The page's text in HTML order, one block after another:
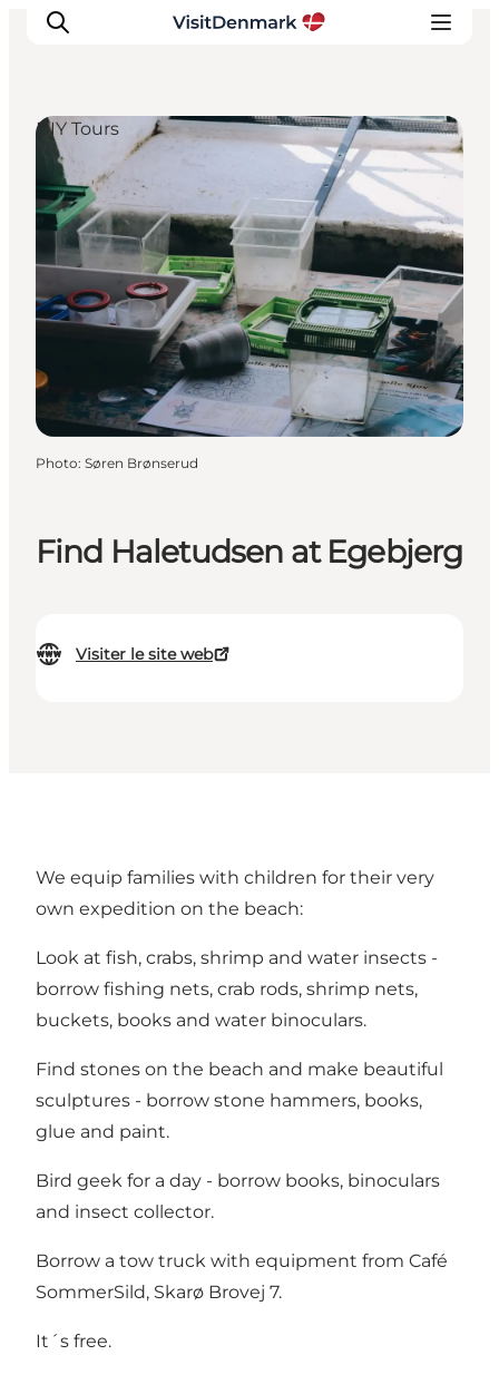
Inspirations
Destinations
Quoi faire
Hébergements
Planifiez votre voyage
Find Haletudsen at Egebjerg
Visiter le site web
DIY Tours
Photo: Søren Brønserud
We equip families with children for their very
own expedition on the beach:
Look at fish, crabs, shrimp and water insects -
borrow fishing nets, crab rods, shrimp nets,
buckets, books and water binoculars.
Find stones on the beach and make beautiful
sculptures - borrow stone hammers, books,
glue and paint.
Bird geek for a day - borrow books, binoculars
and insect collector.
Borrow a tow truck with equipment from Café
SommerSild, Skarø Brovej 7.
It´s free.